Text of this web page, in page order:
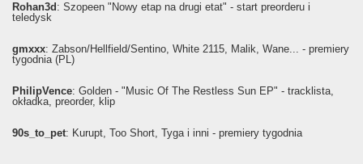
Rohan3d : Szopeen "Nowy etap na drugi etat" - start preorderu i
teledysk
gmxxx: Żabson/Hellfield/Sentino, White 2115, Malik, Wane... - premiery
tygodnia (PL)
PhilipVence: Golden - "Music Of The Restless Sun EP" - tracklista,
okładka, preorder, klip
90s_to_pet: Kurupt, Too Short, Tyga i inni - premiery tygodnia